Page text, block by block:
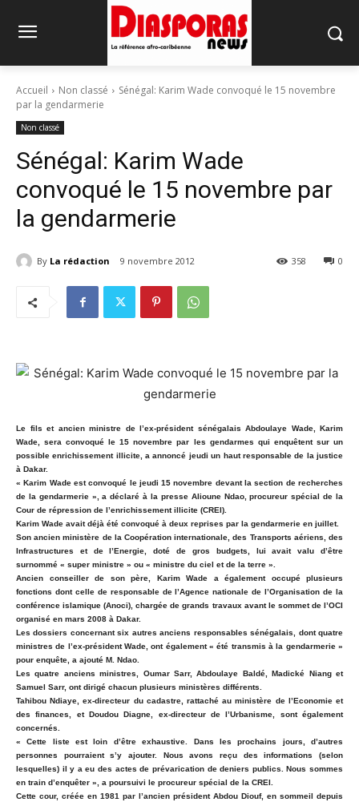
Accueil Non classé
Sénégal: Karim Wade convoqué le 15 novembre
par la gendarmerie
Non classé
Sénégal: Karim Wade
convoqué le 15 novembre par
la gendarmerie
By La rédaction 9 novembre 2012 0
358
Le fils et ancien ministre de l’ex-président sénégalais Abdoulaye Wade, Karim
Wade, sera convoqué le 15 novembre par les gendarmes qui enquêtent sur un
possible enrichissement illicite, a annoncé jeudi un haut responsable de la justice
à Dakar.
« Karim Wade est convoqué le jeudi 15 novembre devant la section de recherches
de la gendarmerie », a déclaré à la presse Alioune Ndao, procureur spécial de la
Cour de répression de l’enrichissement illicite (CREI).
Karim Wade avait déjà été convoqué à deux reprises par la gendarmerie en juillet.
Son ancien ministère de la Coopération internationale, des Transports aériens, des
Infrastructures et de l’Energie, doté de gros budgets, lui avait valu d’être
surnommé « super ministre » ou « ministre du ciel et de la terre ».
Ancien conseiller de son père, Karim Wade a également occupé plusieurs
fonctions dont celle de responsable de l’Agence nationale de l’Organisation de la
conférence islamique (Anoci), chargée de grands travaux avant le sommet de l’OCI
organisé en mars 2008 à Dakar.
Les dossiers concernant six autres anciens responsables sénégalais, dont quatre
ministres de l’ex-président Wade, ont également « été transmis à la gendarmerie »
pour enquête, a ajouté M. Ndao.
Les quatre anciens ministres, Oumar Sarr, Abdoulaye Baldé, Madické Niang et
Samuel Sarr, ont dirigé chacun plusieurs ministères différents.
Tahibou Ndiaye, ex-directeur du cadastre, rattaché au ministère de l’Economie et
des finances, et Doudou Diagne, ex-directeur de l’Urbanisme, sont également
concernés.
« Cette liste est loin d’être exhaustive. Dans les prochains jours, d’autres
personnes pourraient s’y ajouter. Nous avons reçu des informations (selon
lesquelles) il y a eu des actes de prévarication de deniers publics. Nous sommes
en train d’enquêter », a poursuivi le procureur spécial de la CREI.
Cette cour, créée en 1981 par l’ancien président Abdou Diouf, en sommeil depuis